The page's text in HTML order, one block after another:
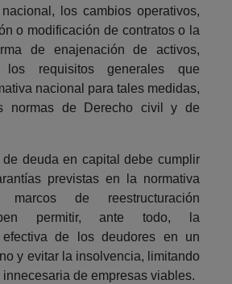
los cambios operativos,
o modificación de contratos o la
de enajenación de activos,
los requisitos generales que
nacional para tales medidas,
normas de Derecho civil y de
de deuda en capital debe cumplir
previstas en la normativa
de reestructuración
permitir, ante todo, la
efectiva de los deudores en un
y evitar la insolvencia, limitando
de empresas viables.